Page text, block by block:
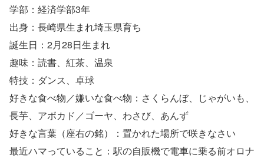
学部：経済学部3年
出身：長崎県生まれ埼玉県育ち
誕生日：2月28日生まれ
趣味：読書、紅茶、温泉
特技：ダンス、卓球
好きな食べ物／嫌いな食べ物：さくらんぼ、じゃがいも、
長芋、アボカド／ゴーヤ、わさび、あんず
好きな言葉（座右の銘）：置かれた場所で咲きなさい
最近ハマっていること：駅の自販機で電車に乗る前オロナ